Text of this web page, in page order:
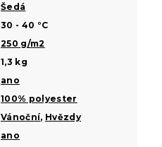
Šedá
30 - 40 °C
250 g/m2
1,3 kg
ano
100% polyester
Vánoční, Hvězdy
ano